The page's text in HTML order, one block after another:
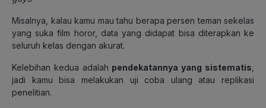
Misalnya, kalau kamu mau tahu berapa persen teman sekelas
yang suka film horor, data yang didapat bisa diterapkan ke
seluruh kelas dengan akurat.
Kelebihan kedua adalah pendekatannya yang sistematis
jadi kamu bisa melakukan uji coba ulang atau replikasi
penelitian.